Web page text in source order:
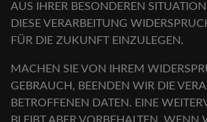
AUS IHRER BESONDEREN
DIESE VERARBEITUNG
FÜR DIE ZUKUNFT EINZULEGEN.
MACHEN SIE VON IHREM
GEBRAUCH, BEENDEN WIR DIE
BETROFFENEN DATEN. EINE